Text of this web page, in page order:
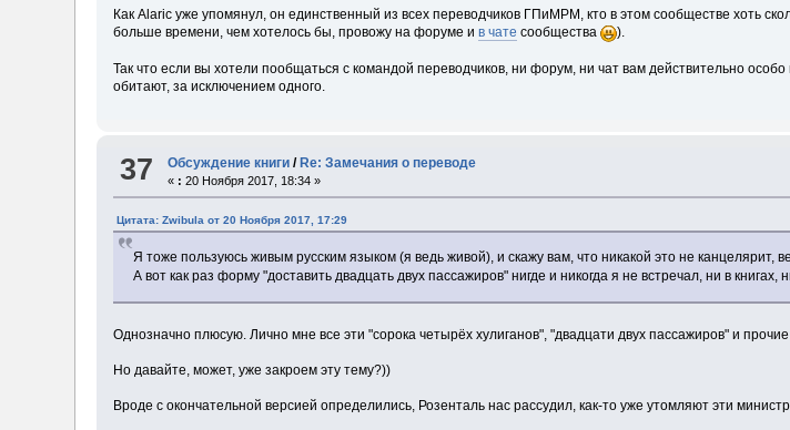
Как Alaric уже упомянул, он единственный из всех переводчиков ГПиМРМ, кто в этом сообществе хоть
больше времени, чем хотелось бы, провожу на форуме ив чате сообщества ).
Так что если вы хотели пообщаться с командой переводчиков, ни форум, ни чат вам действительно
обитают, за исключением одного.
37 Обсуждение книги / Re: Замечания о переводе
« : 20 Ноября 2017, 18:34 »
Цитата: Zwibula от 20 Ноября 2017, 17:29
Я тоже пользуюсь живым русским языком (я ведь живой), и скажу вам, что никакой это не канцелярит,
А вот как раз форму "доставить двадцать двух пассажиров" нигде и никогда я не встречал, ни в книгах,
Однозначно плюсую. Лично мне все эти "сорока четырёх хулиганов", "двадцати двух пассажиров" и
Но давайте, может, уже закроем эту тему?))
Вроде с окончательной версией определились, Розенталь нас рассудил, как-то уже утомляют эти